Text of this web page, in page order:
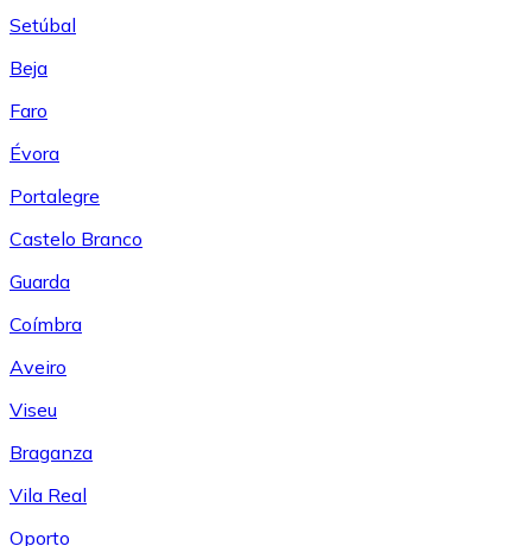
Setúbal
Beja
Faro
Évora
Portalegre
Castelo Branco
Guarda
Coímbra
Aveiro
Viseu
Braganza
Vila Real
Oporto